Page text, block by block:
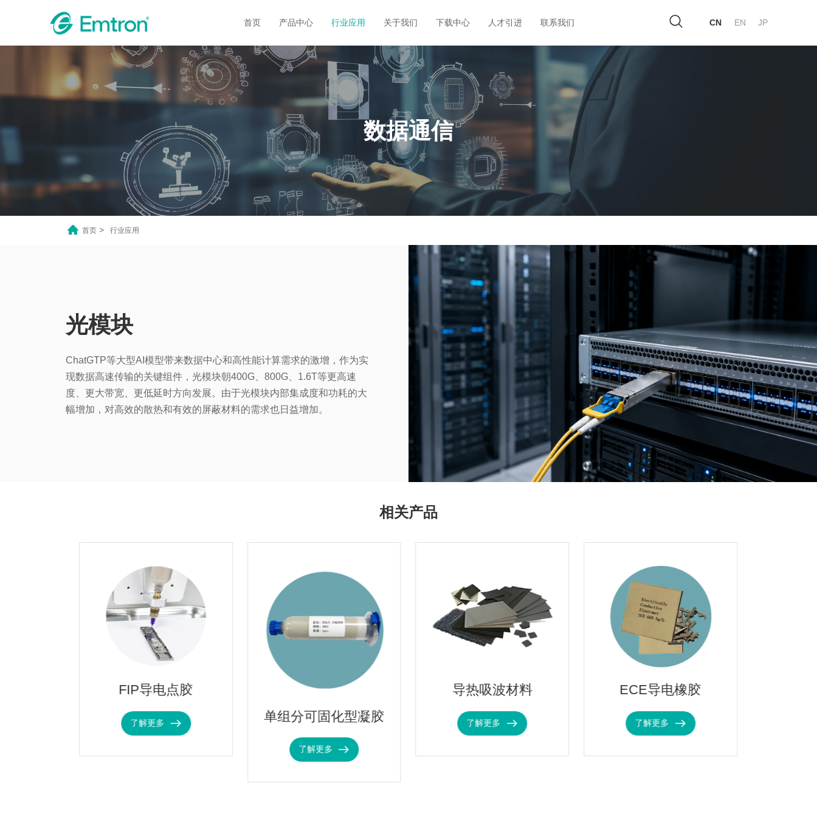
首页 产品中心 行业应用 关于我们 下载中心 人才引进 联系我们 CN EN JP
数据通信
首页 > 行业应用
光模块
ChatGTP等大型AI模型带来数据中心和高性能计算需求的激增，作为实
现数据高速传输的关键组件，光模块朝400G、800G、1.6T等更高速
度、更大带宽、更低延时方向发展。由于光模块内部集成度和功耗的大
幅增加，对高效的散热和有效的屏蔽材料的需求也日益增加。
相关产品
FIP导电点胶
了解更多 单组分可固化型凝胶
了解更多
导热吸波材料
了解更多
ECE导电橡胶
了解更多